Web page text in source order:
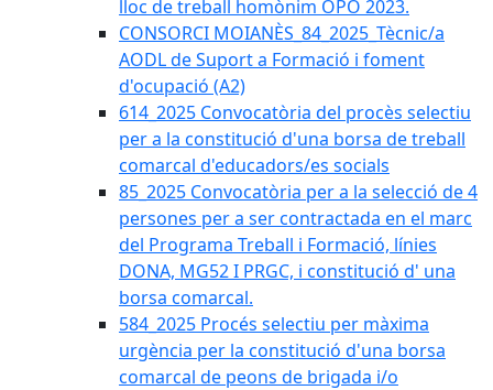
lloc de treball homònim OPO 2023.
CONSORCI MOIANÈS_84_2025_Tècnic/a
AODL de Suport a Formació i foment
d'ocupació (A2)
614_2025 Convocatòria del procès selectiu
per a la constitució d'una borsa de treball
comarcal d'educadors/es socials
85_2025 Convocatòria per a la selecció de 4
persones per a ser contractada en el marc
del Programa Treball i Formació, línies
DONA, MG52 I PRGC, i constitució d' una
borsa comarcal.
584_2025 Procés selectiu per màxima
urgència per la constitució d'una borsa
comarcal de peons de brigada i/o